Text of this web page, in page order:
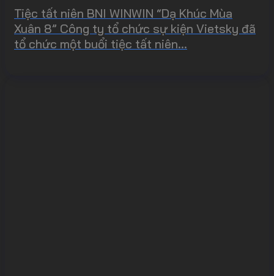
Tiệc tất niên BNI WINWIN “Dạ Khúc Mùa
Xuân 8” Công ty tổ chức sự kiện Vietsky đã
tổ chức một buổi tiệc tất niên...